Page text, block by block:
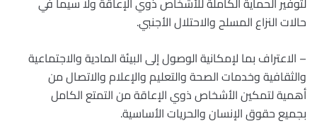
حالات النزاع المسلح والاحتلال الأجنبي.
– الاعتراف بما لإمكانية الوصول إلى البيئة المادية والاجتماعية
والثقافية وخدمات الصحة والتعليم والإعلام والاتصال من
أهمية لتمكين الأشخاص ذوي الإعاقة من التمتع الكامل
بجميع حقوق الإنسان والحريات الأساسية.